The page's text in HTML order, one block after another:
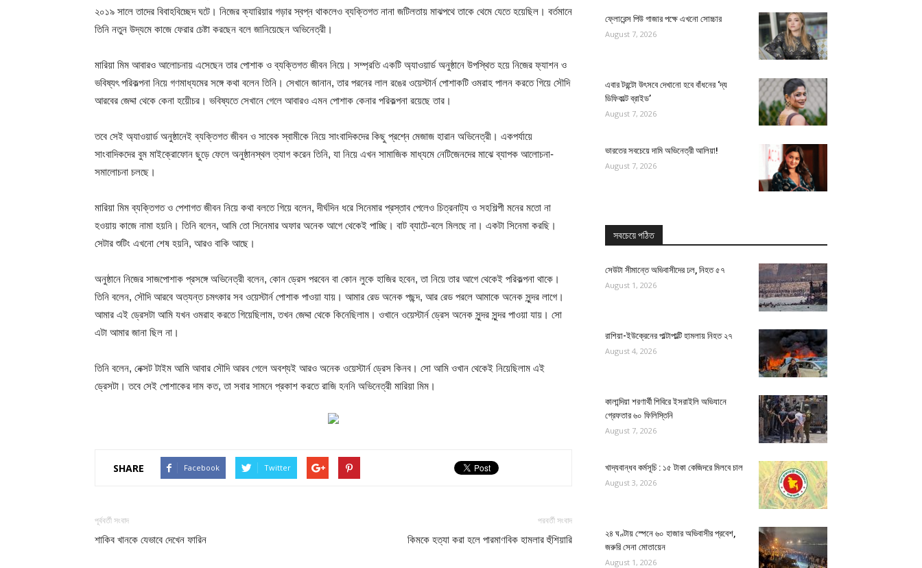
২০১৯ সালে তাদের বিবাহবিচ্ছেদ ঘটে। নিজের ক্যারিয়ার গড়ার স্বপ্ন থাকলেও ব্যক্তিগত নানা জটিলতায় মাঝপথে তাকে থেমে যেতে হয়েছিল। বর্তমানে
তিনি নতুন উদ্যমে কাজে ফেরার চেষ্টা করছেন বলে জানিয়েছেন অভিনেত্রী।
মারিয়া মিম আবারও আলোচনায় এসেছেন তার পোশাক ও ব্যক্তিগত জীবন নিয়ে। সম্প্রতি একটি অ্যাওয়ার্ড অনুষ্ঠানে উপস্থিত হয়ে নিজের ফ্যাশন ও
ভবিষ্যৎ পরিকল্পনা নিয়ে গণমাধ্যমের সঙ্গে কথা বলেন তিনি। সেখানে জানান, তার পরনের লাল রঙের ওয়েস্টার্ন পোশাকটি ওমরাহ পালন করতে গিয়ে সৌদি
আরবের জেদ্দা থেকে কেনা হয়েীচর। ভবিষ্যতে সেখানে গেলে আবারও এমন পোশাক কেনার পরিকল্পনা রয়েছে তার।
তবে সেই অ্যাওয়ার্ড অনুষ্ঠানেই ব্যক্তিগত জীবন ও সাবেক স্বামীকে নিয়ে সাংবাদিকদের কিছু প্রশ্নে মেজাজ হারান অভিনেত্রী। একপর্যায়ে
সাংবাদিকদের বুম মাইক্রোফোন ছুড়ে ফেলে অনুষ্ঠানস্থল ত্যাগ করেন তিনি, যা নিয়ে এখন সামাজিক মাধ্যমে নেটিজেনদের মাঝে ব্যাপক আলোচনা-
সমালোচনা চলছে।
মারিয়া মিম ব্যক্তিগত ও পেশাগত জীবন নিয়ে কথা বলতে গিয়ে বলেন, দীর্ঘদিন ধরে সিনেমার প্রস্তাব পেলেও চিত্রনাট্য ও সহশিল্পী মনের মতো না
হওয়ায় কাজে নামা হয়নি। তিনি বলেন, আমি তো সিনেমার অফার অনেক আগে থেকেই পাচ্ছি। বাট ব্যাটে-বলে মিলছে না। একটা সিনেমা করছি।
সেটার শুটিং এখনো শেষ হয়নি, আরও বাকি আছে।
অনুষ্ঠানে নিজের সাজপোশাক প্রসঙ্গে অভিনেত্রী বলেন, কোন ড্রেস পরবেন বা কোন লুকে হাজির হবেন, তা নিয়ে তার আগে থেকেই পরিকল্পনা থাকে।
তিনি বলেন, সৌদি আরবে অত্যন্ত চমৎকার সব ওয়েস্টার্ন পোশাক পাওয়া যায়। আমার রেড অনেক পছন্দ, আর রেড পরলে আমাকে অনেক সুন্দর লাগে।
আমার এই ড্রেসটা আমি যখন ওমরাহ করতে গিয়েছিলাম, তখন জেদ্দা থেকে কিনেছিলাম। ওখানে ওয়েস্টার্ন ড্রেস অনেক সুন্দর সুন্দর পাওয়া যায়। সো
এটা আমার জানা ছিল না।
তিনি বলেন, নেক্সট টাইম আমি আবার সৌদি আরব গেলে অবশ্যই আরও অনেক ওয়েস্টার্ন ড্রেস কিনব। সো আমি ওখান থেকেই নিয়েছিলাম এই
ড্রেসটা। তবে সেই পোশাকের দাম কত, তা সবার সামনে প্রকাশ করতে রাজি হননি অভিনেত্রী মারিয়া মিম।
SHARE Facebook Twitter
পূর্ববর্তী সংবাদ
শাকিব খানকে যেভাবে দেখেন ফারিন
পরবর্তী সংবাদ
কিমকে হত্যা করা হলে পারমাণবিক হামলার হুঁশিয়ারি
ফ্লোরেন্স পিউ গাজার পক্ষে এখনো সোচ্চার
August 7, 2026
এবার টরন্টো উৎসবে দেখানো হবে বাঁধনের ‘দ্য
ডিফিকাল্ট ব্রাইড’
August 7, 2026
ভারতের সবচেয়ে দামি অভিনেত্রী আলিয়া!
August 7, 2026
সবচেয়ে পঠিত
সেউটা সীমান্তে অভিবাসীদের ঢল, নিহত ৫৭
August 1, 2026
রাশিয়া-ইউক্রেনের পাল্টাপাল্টি হামলায় নিহত ২৭
August 4, 2026
কালান্দিয়া শরণার্থী শিবিরে ইসরাইলি অভিযানে
গ্রেফতার ৬০ ফিলিস্তিনি
August 7, 2026
খাদ্যবান্ধব কর্মসূচি : ১৫ টাকা কেজিদরে মিলবে চাল
August 3, 2026
২৪ ঘণ্টায় স্পেনে ৬০ হাজার অভিবাসীর প্রবেশ,
জরুরি সেনা মোতায়েন
August 1, 2026